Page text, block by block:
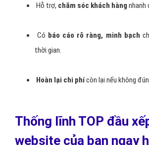
Hỗ trợ, chăm sóc khách hàng nhanh
Có báo cáo rõ ràng, minh bạch
thời gian.
Hoàn lại chi phícòn lại nếu không
Thống lĩnh TOP đầu
website của bạn ngay